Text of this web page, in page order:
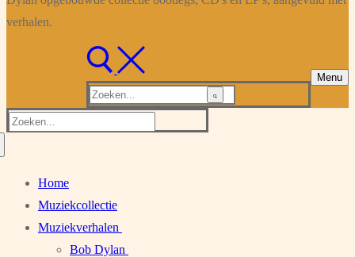
verhalen.
Zoeken
naar:
Menu
Zoeken
Home
Muziekcollectie
Muziekverhalen
Bob Dylan